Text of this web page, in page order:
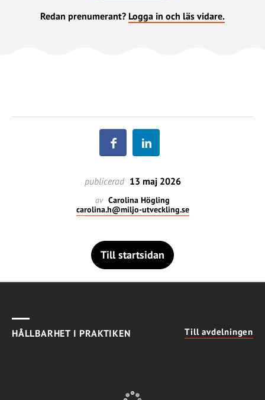
Redan prenumerant? Logga in och läs vidare.
publicerad 13 maj 2026
av Carolina Högling
carolina.h@miljo-utveckling.se
Till startsidan
HÅLLBARHET I PRAKTIKEN Till avdelningen